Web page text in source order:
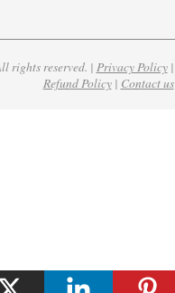
rights reserved. | Privacy Policy|
Refund Policy| Contact us